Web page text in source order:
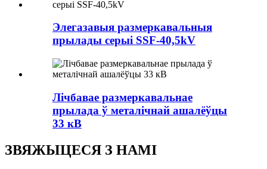
Элегазавыя размеркавальныя
прылады серыі SSF-40,5kV
Лічбавае размеркавальнае
прылада ў металічнай ашалёўцы
33 кВ
ЗВЯЖЫЦЕСЯ З НАМІ